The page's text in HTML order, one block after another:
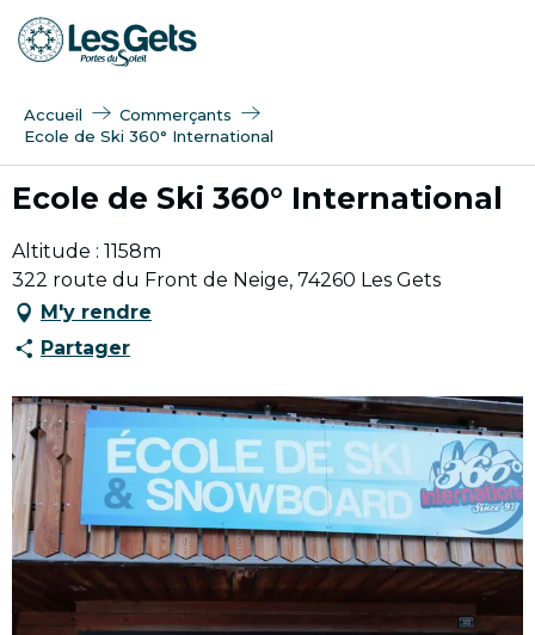
Aller
au
Accueil
Commerçants
Ecole de Ski 360° International
Ecole de Ski 360° International
Altitude : 1158m
322 route du Front de Neige, 74260 Les Gets
M'y rendre
Partager